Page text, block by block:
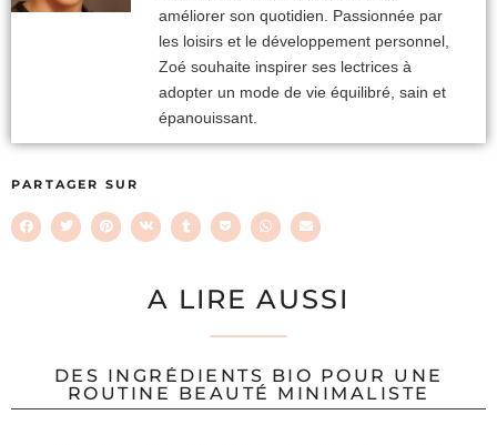
améliorer son quotidien. Passionnée par
les loisirs et le développement personnel,
Zoé souhaite inspirer ses lectrices à
adopter un mode de vie équilibré, sain et
épanouissant.
PARTAGER SUR
A LIRE AUSSI
DES INGRÉDIENTS BIO POUR UNE
ROUTINE BEAUTÉ MINIMALISTE